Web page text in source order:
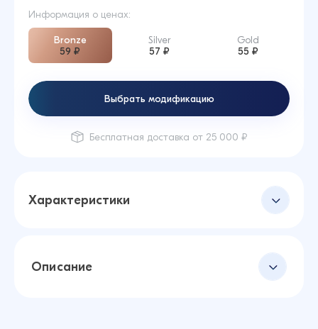
Характеристики
Информация о ценах:
Bronze
59 ₽
Silver
57 ₽
Gold
55 ₽
Выбрать модификацию
Бесплатная доставка от 25 000 ₽
Описание